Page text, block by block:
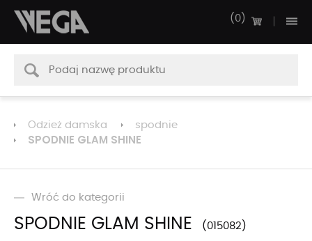
0
Odzież damska spodnie
SPODNIE GLAM SHINE
Wróć do kategorii
SPODNIE GLAM SHINE 015082